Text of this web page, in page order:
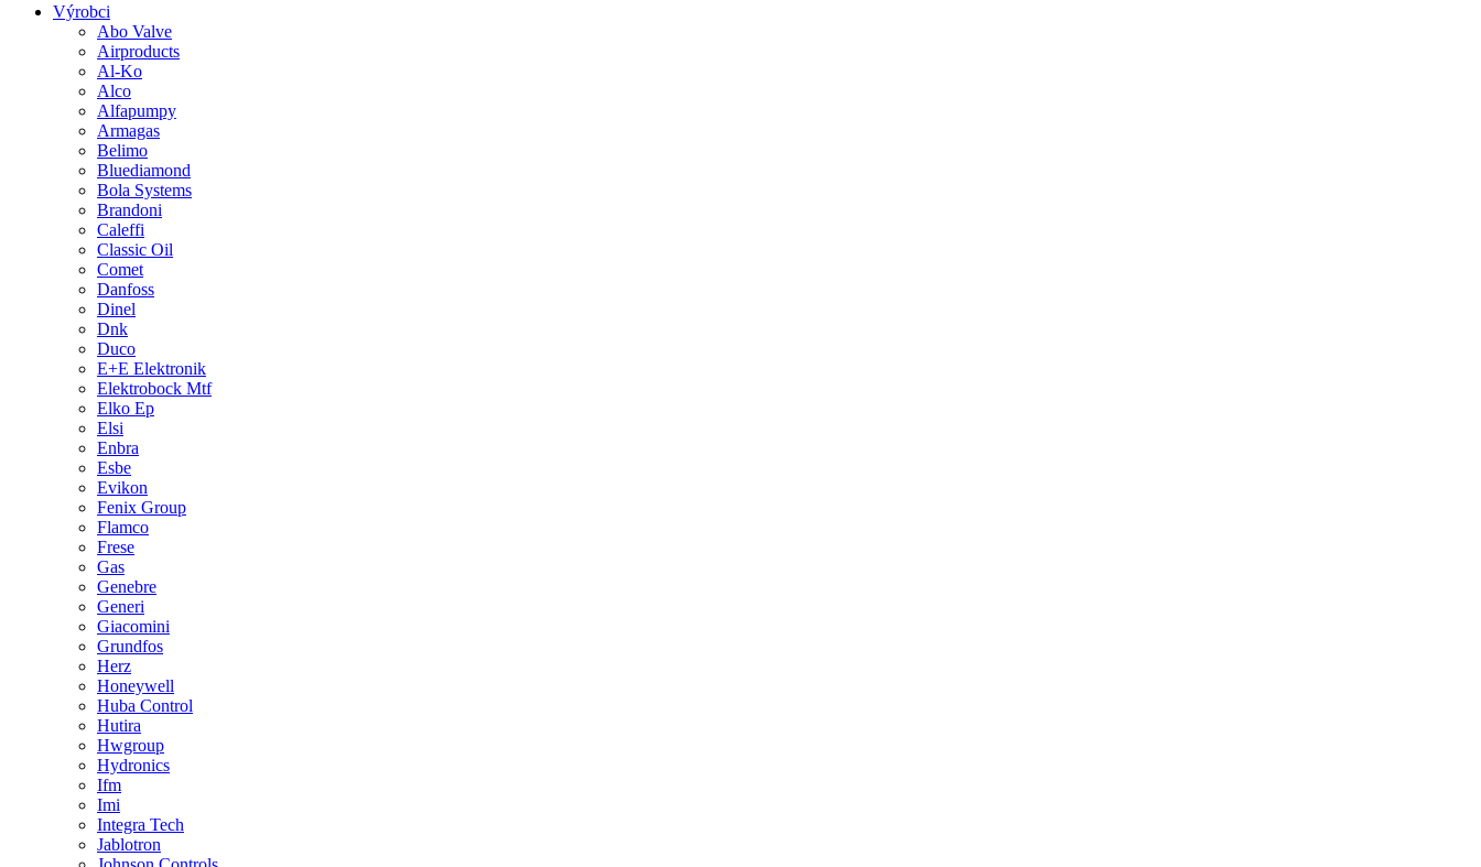
Výrobci
Abo Valve
Airproducts
Al-Ko
Alco
Alfapumpy
Armagas
Belimo
Bluediamond
Bola Systems
Brandoni
Caleffi
Classic Oil
Comet
Danfoss
Dinel
Dnk
Duco
E+E Elektronik
Elektrobock Mtf
Elko Ep
Elsi
Enbra
Esbe
Evikon
Fenix Group
Flamco
Frese
Gas
Genebre
Generi
Giacomini
Grundfos
Herz
Honeywell
Huba Control
Hutira
Hwgroup
Hydronics
Ifm
Imi
Integra Tech
Jablotron